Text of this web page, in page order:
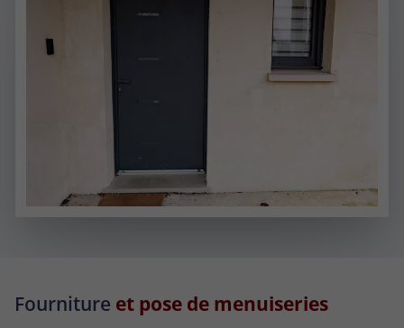
Fourniture et pose de menuiseries